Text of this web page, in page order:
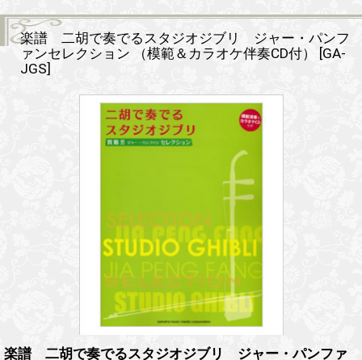
楽譜 二胡で奏でるスタジオジブリ ジャー・パンフ
ァンセレクション （模範＆カラオケ伴奏CD付）
[GA-
JGS]
楽譜 二胡で奏でるスタジオジブリ ジャー・パンファ